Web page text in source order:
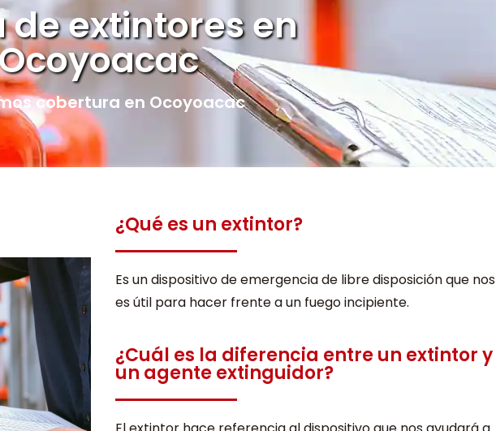
de extintores en
cobertura en Ocoyoacac
¿Qué es un extintor?
Es un dispositivo de emergencia de libre disposición que nos
es útil para hacer frente a un fuego incipiente.
¿Cuál es la diferencia entre un extintor y
un agente extinguidor?